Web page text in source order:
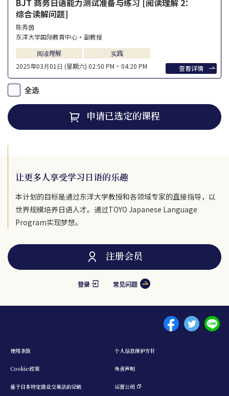
2025年03⽉01⽇ (星期六) 02:50 PM ~ 04:20 PM
阅读理解 实践
陈秀茵
东洋大学国际教育中心・副教授
综合读解问题]
查看详情
全选
申请已选定的课程
让更多人享受学习日语的乐趣
本计划的目标是通过东洋大学教授和各领域专家的直接指导，以
世界规模培养日语人才。通过TOYO Japanese Language
Program实现梦想。
注册会员
登录 常见问题
Menu footer 1
使用条款 个人信息保护方针
Cookie政策 免责声明
基于日本特定商业交易法的记载 运营公司